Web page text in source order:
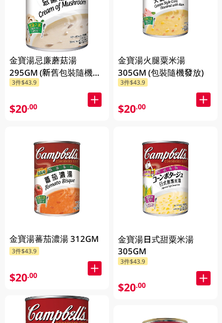
金寶湯忌廉蘑菇湯
295GM (新舊包裝隨機發
貨) (包裝隨機發放)
3件$43.9
$20.00
金寶湯蕃茄濃湯 312GM
3件$43.9
$20.00
金寶湯火腿粟米湯
305GM (包裝隨機發放)
3件$43.9
$20.00
金寶湯日式甜粟米湯
305GM
3件$43.9
$20.00